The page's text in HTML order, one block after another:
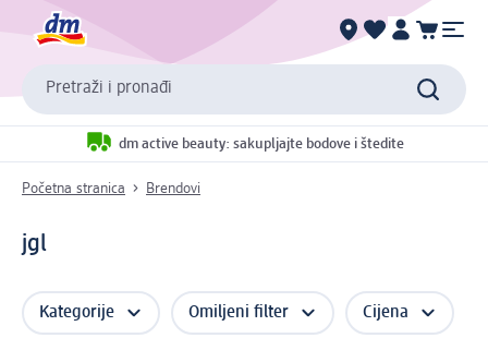
Pretraži i pronađi
dm active beauty: sakupljajte bodove i štedite
Početna stranica Brendovi
jgl
Kategorije Omiljeni filter Cijena